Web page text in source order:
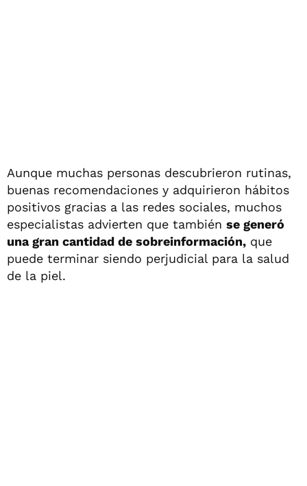
Aunque muchas personas descubrieron rutinas,
buenas recomendaciones y adquirieron hábitos
positivos gracias a las redes sociales, muchos
especialistas advierten que también se generó
una gran cantidad de sobreinformación, que
puede terminar siendo perjudicial para la salud
de la piel.